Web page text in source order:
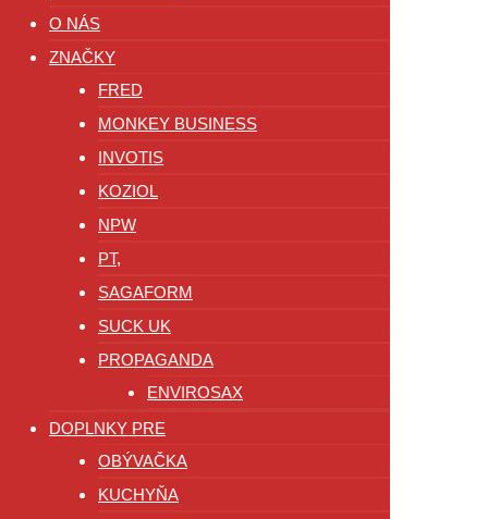
O NÁS
ZNAČKY
FRED
MONKEY BUSINESS
INVOTIS
KOZIOL
NPW
PT,
SAGAFORM
SUCK UK
PROPAGANDA
ENVIROSAX
DOPLNKY PRE
OBÝVAČKA
KUCHYŇA